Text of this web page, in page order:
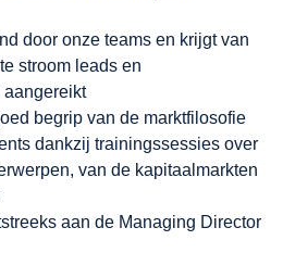
door onze teams en krijgt van
stroom leads en
aangereikt
begrip van de marktfilosofie
dankzij trainingssessies over
van de kapitaalmarkten
aan de Managing Director